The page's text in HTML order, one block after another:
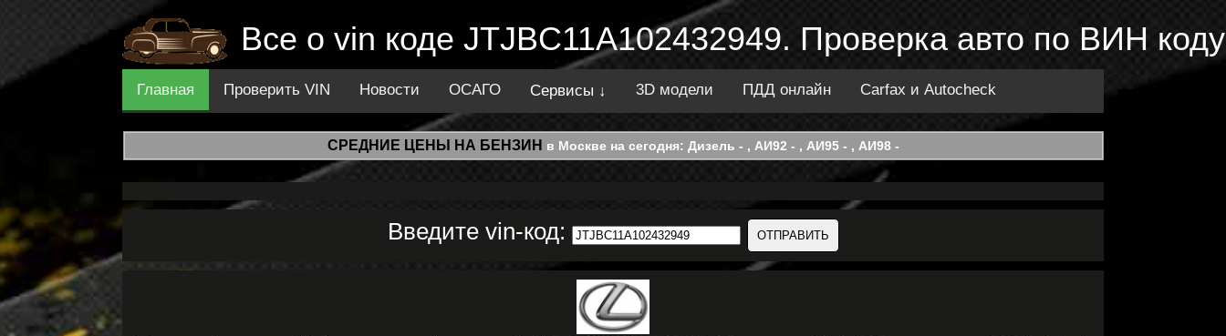
Все о vin коде JTJBC11A102432949. Проверка авто по ВИН коду
Главная Проверить VIN Новости ОСАГО Сервисы ↓ 3D модели ПДД онлайн Carfax и Autocheck
СРЕДНИЕ ЦЕНЫ НА БЕНЗИН в Москве на сегодня: Дизель - , АИ92 - , АИ95 - , АИ98 -
Введите vin-код: